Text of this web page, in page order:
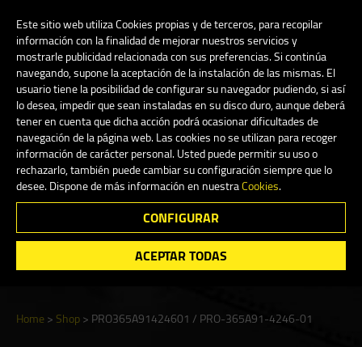
Este sitio web utiliza Cookies propias y de terceros, para recopilar
información con la finalidad de mejorar nuestros servicios y
mostrarle publicidad relacionada con sus preferencias. Si continúa
navegando, supone la aceptación de la instalación de las mismas. El
usuario tiene la posibilidad de configurar su navegador pudiendo, si así
lo desea, impedir que sean instaladas en su disco duro, aunque deberá
tener en cuenta que dicha acción podrá ocasionar dificultades de
navegación de la página web. Las cookies no se utilizan para recoger
información de carácter personal. Usted puede permitir su uso o
rechazarlo, también puede cambiar su configuración siempre que lo
desee. Dispone de más información en nuestraCookies.
CONFIGURAR
ACEPTAR TODAS
My Account
English
Shop
Search
Home>Shop>PRO365A91424601 / PRO-365A91-4246-01